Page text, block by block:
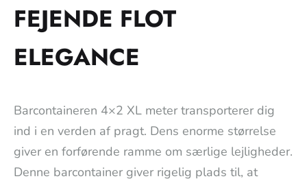
FEJENDE FLOT
ELEGANCE
Barcontaineren 4×2 XL meter transporterer dig
ind i en verden af pragt. Dens enorme størrelse
giver en forførende ramme om særlige lejligheder.
Denne barcontainer giver rigelig plads til, at